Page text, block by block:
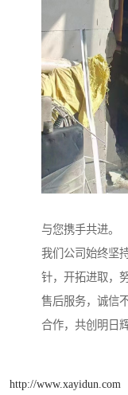
与您携手共进。
我们公司始终坚
针，开拓进取，
售后服务，诚信
合作，共创明日辉
http://www.xayidun.com